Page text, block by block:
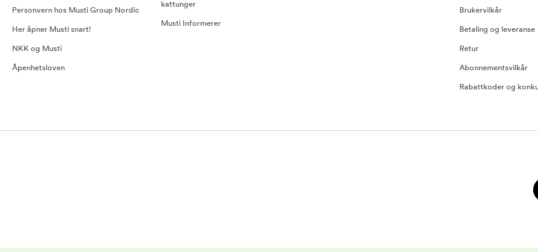
Personvern hos Musti Group Nordic
Her åpner Musti snart!
NKK og Musti
Åpenhetsloven
kattunger
Musti Informerer
Brukervilkår
Betaling og leveranse
Retur
Abonnementsvilkår
Rabattkoder og